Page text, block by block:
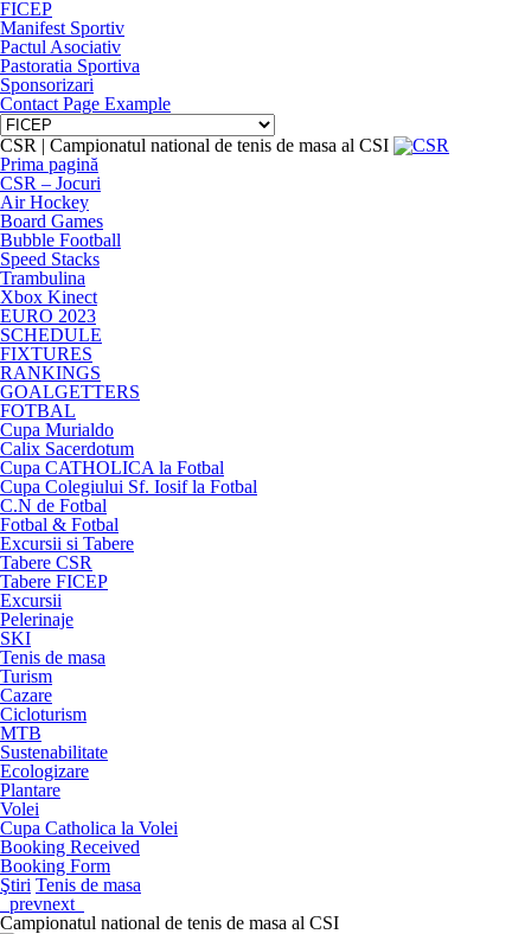
FICEP
Manifest Sportiv
Pactul Asociativ
Pastoratia Sportiva
Sponsorizari
Contact Page Example
CSR | Campionatul national de tenis de masa al CSI
Prima pagină
CSR – Jocuri
Air Hockey
Board Games
Bubble Football
Speed Stacks
Trambulina
Xbox Kinect
EURO 2023
SCHEDULE
FIXTURES
RANKINGS
GOALGETTERS
FOTBAL
Cupa Murialdo
Calix Sacerdotum
Cupa CATHOLICA la Fotbal
Cupa Colegiului Sf. Iosif la Fotbal
C.N de Fotbal
Fotbal & Fotbal
Excursii si Tabere
Tabere CSR
Tabere FICEP
Excursii
Pelerinaje
SKI
Tenis de masa
Turism
Cazare
Cicloturism
MTB
Sustenabilitate
Ecologizare
Plantare
Volei
Cupa Catholica la Volei
Booking Received
Booking Form
Ştiri Tenis de masa
prevnext
Campionatul national de tenis de masa al CSI